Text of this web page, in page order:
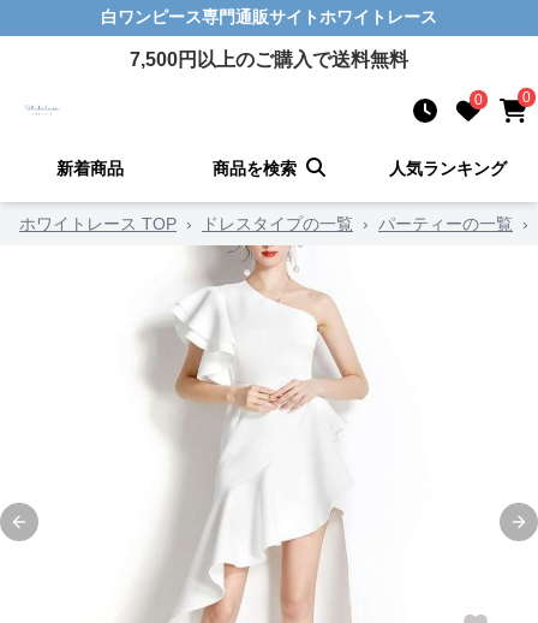
白ワンピース専門通販サイトホワイトレース
7,500円以上のご購入で送料無料
0 0
新着商品 商品を検索 人気ランキング
ホワイトレース TOP › ドレスタイプの一覧 › パーティーの一覧 ›
Previous slide